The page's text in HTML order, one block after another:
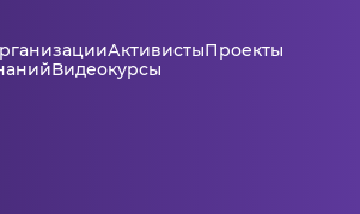
АктивистыПроекты
Видеокурсы